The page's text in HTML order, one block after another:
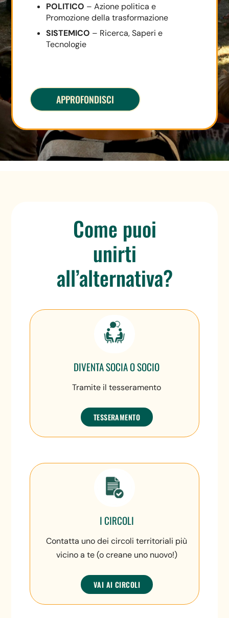
POLITICO – Azione politica e
Promozione della trasformazione
SISTEMICO – Ricerca, Saperi e
Tecnologie
APPROFONDISCI
Come puoi
unirti
all’alternativa?
DIVENTA SOCIA O SOCIO
Tramite il tesseramento
TESSERAMENTO
I CIRCOLI
Contatta uno dei circoli territoriali più
vicino a te (o creane uno nuovo!)
VAI AI CIRCOLI